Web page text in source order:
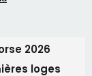
2026
loges